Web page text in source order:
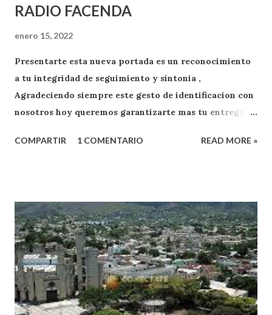
RADIO FACENDA
enero 15, 2022
Presentarte esta nueva portada es un reconocimiento
a tu integridad de seguimiento y sintonia ,
Agradeciendo siempre este gesto de identificacion con
nosotros hoy queremos garantizarte mas tu entrega
.
COMPARTIR 1 COMENTARIO READ MORE »